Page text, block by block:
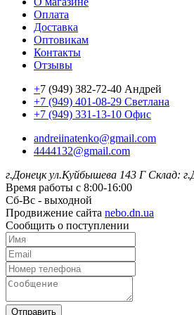
Оплата
Доставка
Оптовикам
Контакты
Отзывы
+7 (949) 382-72-40 Андрей
+7 (949) 401-08-29 Светлана
+7 (949) 331-13-10 Офис
andreiinatenko@gmail.com
4444132@gmail.com
г.Донецк ул.Куйбышева 143 Г Склад:
Время работы с 8:00-16:00
Сб-Вс - выходной
Продвижение сайта nebo.dn.ua
Сообщить о поступлении
Отправить